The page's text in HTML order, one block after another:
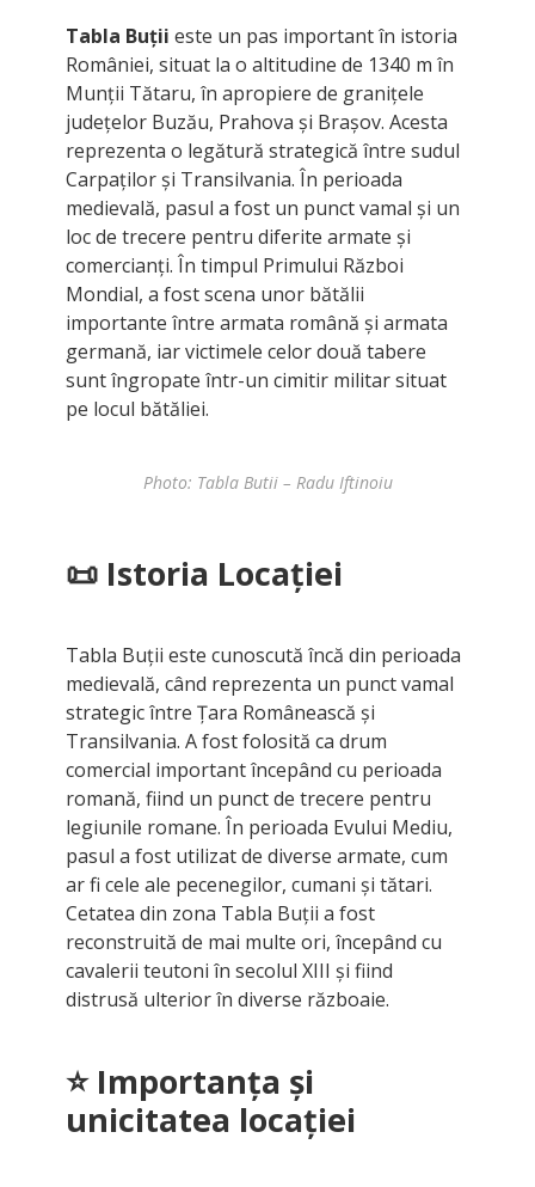
Tabla Buții este un pas important în istoria
României, situat la o altitudine de 1340 m în
Munții Tătaru, în apropiere de granițele
județelor Buzău, Prahova și Brașov. Acesta
reprezenta o legătură strategică între sudul
Carpaților și Transilvania. În perioada
medievală, pasul a fost un punct vamal și un
loc de trecere pentru diferite armate și
comercianți. În timpul Primului Război
Mondial, a fost scena unor bătălii
importante între armata română și armata
germană, iar victimele celor două tabere
sunt îngropate într-un cimitir militar situat
pe locul bătăliei.
Photo: Tabla Butii – Radu Iftinoiu
📜 Istoria Locației
Tabla Buții este cunoscută încă din perioada
medievală, când reprezenta un punct vamal
strategic între Ţara Românească și
Transilvania. A fost folosită ca drum
comercial important începând cu perioada
romană, fiind un punct de trecere pentru
legiunile romane. În perioada Evului Mediu,
pasul a fost utilizat de diverse armate, cum
ar fi cele ale pecenegilor, cumani și tătari.
Cetatea din zona Tabla Buții a fost
reconstruită de mai multe ori, începând cu
cavalerii teutoni în secolul XIII și fiind
distrusă ulterior în diverse războaie.
⭐Importanța și
unicitatea locației